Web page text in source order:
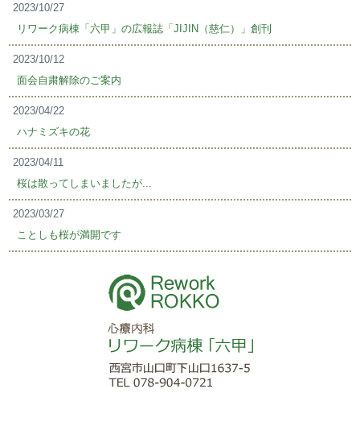
2023/10/27
リワーク病棟「六甲」の広報誌「JIJIN（慈仁）」創刊
2023/10/12
面会自粛解除のご案内
2023/04/22
ハナミズキの花
2023/04/11
桜は散ってしまいましたが...
2023/03/27
ことしも桜が満開です